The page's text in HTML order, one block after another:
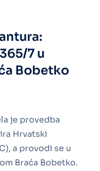
7 u
Bobetko
je provedba
Hrvatski
a provodi se u
Braća Bobetko.